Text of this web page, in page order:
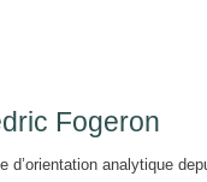
Fogeron
analytique